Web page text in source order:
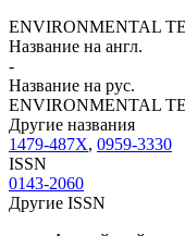
ENVIRONMENTAL
Название на англ.
-
Название на рус.
ENVIRONMENTAL
Другие названия
1479-487X, 0959-3330
ISSN
0143-2060
Другие ISSN